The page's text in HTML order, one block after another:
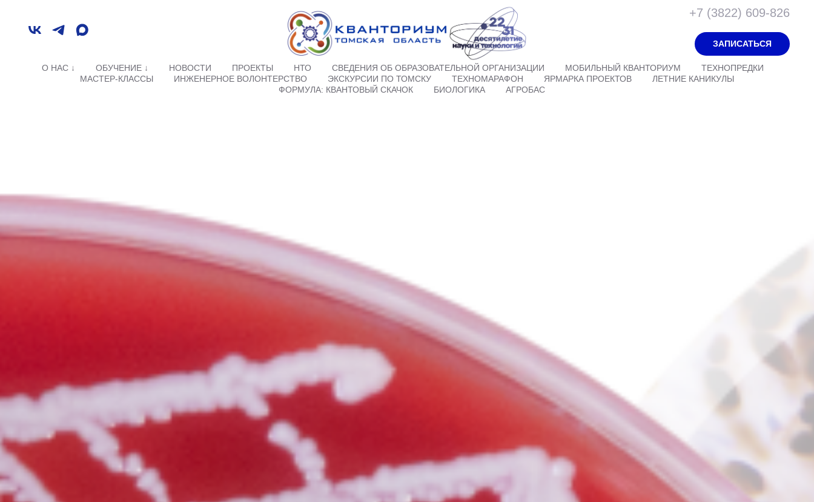
+7 (3822) 609-826
ЗАПИСАТЬСЯ
О НАС ↓ ОБУЧЕНИЕ ↓ НОВОСТИ ПРОЕКТЫ НТО СВЕДЕНИЯ ОБ ОБРАЗОВАТЕЛЬНОЙ ОРГАНИЗАЦИИ МОБИЛЬНЫЙ КВАНТОРИУМ
ТЕХНОПРЕДКИ
МАСТЕР-КЛАССЫ
ИНЖЕНЕРНОЕ ВОЛОНТЕРСТВО ЭКСКУРСИИ ПО ТОМСКУ ТЕХНОМАРАФОН ЯРМАРКА ПРОЕКТОВ
ЛЕТНИЕ КАНИКУЛЫ
ФОРМУЛА: КВАНТОВЫЙ СКАЧОК
БИОЛОГИКА АГРОБАС